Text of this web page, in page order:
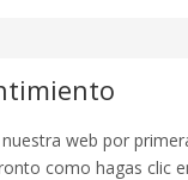
web por
como hagas clic